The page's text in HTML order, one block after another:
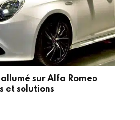
sur Alfa Romeo
et solutions